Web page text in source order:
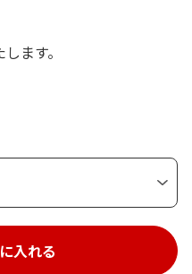
ます。
入れる